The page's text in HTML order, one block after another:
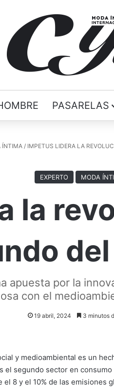
PASARELAS
ÍNTIMA / IMPETUS LIDERA LA
EXPERTO MODA
la
apuesta por la
con el
19 abril, 2024 3 minutos
y medioambiental es un
segundo sector en consumo
8 y el 10% de las emisiones